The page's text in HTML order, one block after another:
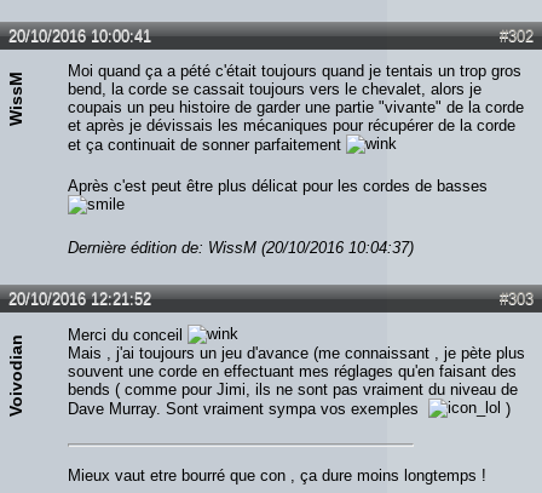
#302
20/10/2016 10:00:41
WissM
Moi quand ça a pété c'était toujours quand je tentais un trop gros
bend, la corde se cassait toujours vers le chevalet, alors je
coupais un peu histoire de garder une partie "vivante" de la corde
et après je dévissais les mécaniques pour récupérer de la corde
et ça continuait de sonner parfaitement
Après c'est peut être plus délicat pour les cordes de basses
Dernière édition de: WissM (20/10/2016 10:04:37)
#303
20/10/2016 12:21:52
Voivodian
Merci du conceil
Mais , j'ai toujours un jeu d'avance (me connaissant , je pète plus
souvent une corde en effectuant mes réglages qu'en faisant des
bends ( comme pour Jimi, ils ne sont pas vraiment du niveau de
Dave Murray. Sont vraiment sympa vos exemples
)
Mieux vaut etre bourré que con , ça dure moins longtemps !